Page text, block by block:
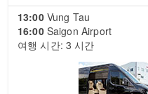
13:00Vung Tau
16:00Saigon Airport
여행 시간: 3 시간